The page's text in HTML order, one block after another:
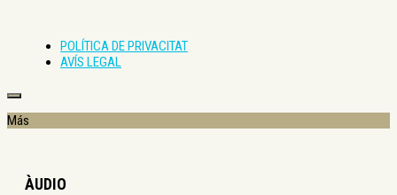
POLÍTICA DE PRIVACITAT
AVÍS LEGAL
Más
ÀUDIO